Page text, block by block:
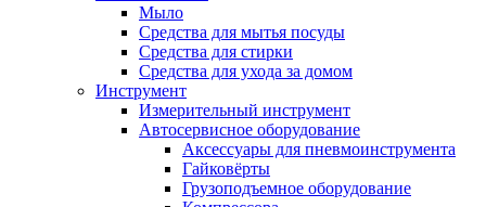
Мыло
Средства для мытья посуды
Средства для стирки
Средства для ухода за домом
Инструмент
Измерительный инструмент
Автосервисное оборудование
Аксессуары для пневмоинструмента
Гайковёрты
Грузоподъемное оборудование